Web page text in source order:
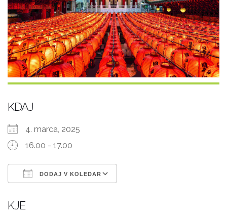
KDAJ
4. marca, 2025
16.00 - 17.00
DODAJ V KOLEDAR
KJE